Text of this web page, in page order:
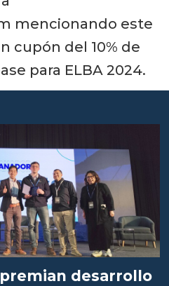
mencionando este
cupón del 10% de
para ELBA 2024.
desarrollo